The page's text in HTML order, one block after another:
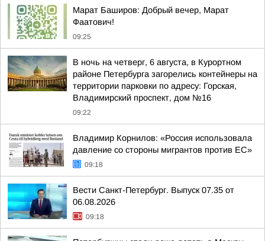
Марат Баширов: Добрый вечер, Марат
Фаатович!
09:25
В ночь на четверг, 6 августа, в Курортном
районе Петербурга загорелись контейнеры на
территории парковки по адресу: Горская,
Владимирский проспект, дом №16
09:22
Владимир Корнилов: «Россия использовала
давление со стороны мигрантов против ЕС»
09:18
Вести Санкт-Петербург. Выпуск 07.35 от
06.08.2026
09:18